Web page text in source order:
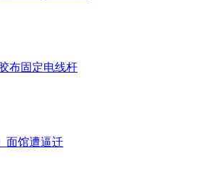
布固定电线杆
面馆遭逼迁